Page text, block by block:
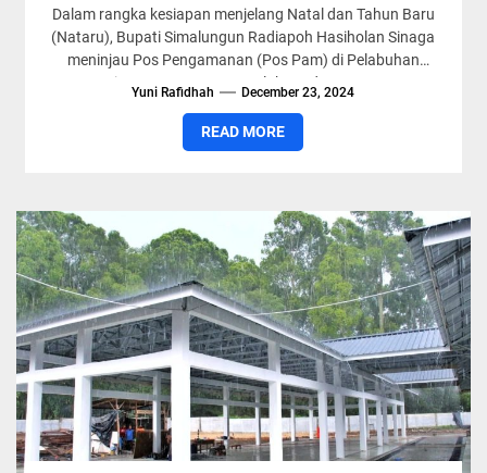
Dalam rangka kesiapan menjelang Natal dan Tahun Baru
(Nataru), Bupati Simalungun Radiapoh Hasiholan Sinaga
meninjau Pos Pengamanan (Pos Pam) di Pelabuhan
Tigaras, Kecamatan Dolok Pardamean,...
Yuni Rafidhah December 23, 2024
READ MORE